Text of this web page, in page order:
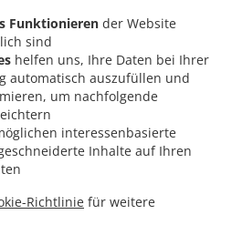
Funktionieren der Website
sind
helfen uns, Ihre Daten bei Ihrer
automatisch auszufüllen und
um nachfolgende
interessenbasierte
Inhalte auf Ihren
Richtlinie für weitere
Dornberg . Pizza Lieferservice Hardheim
Hardheim
Pizza Lieferservice Höpfingen
Höpfingen Dornberg
Pizza Lieferservice
Höpfingen . Pizza Lieferservice Königheim
Schweinberg
Steinfurt Pizza Lieferservice Külsheim
Lieferservice Alzenau
Buch .